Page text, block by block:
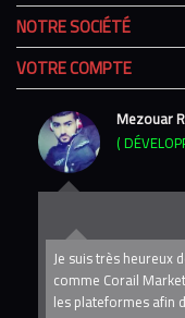
NOTRE SOCIÉTÉ
VOTRE COMPTE
Mezouar
(
Je suis très heureux
comme Corail
les plateformes afin